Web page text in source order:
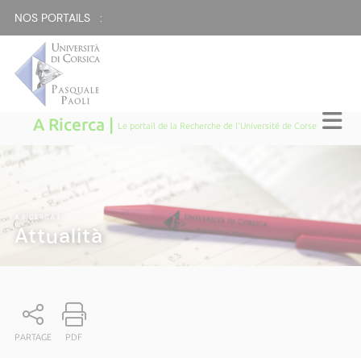
NOS PORTAILS :
A Ricerca | Le portail de la Recherche de l'Université de Corse
A RICERCA
Attualità
PARTAGE PDF